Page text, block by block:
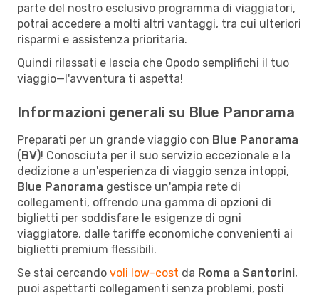
parte del nostro esclusivo programma di viaggiatori,
potrai accedere a molti altri vantaggi, tra cui ulteriori
risparmi e assistenza prioritaria.
Quindi rilassati e lascia che Opodo semplifichi il tuo
viaggio—l'avventura ti aspetta!
Informazioni generali su Blue Panorama
Preparati per un grande viaggio con Blue Panorama
(BV)! Conosciuta per il suo servizio eccezionale e la
dedizione a un'esperienza di viaggio senza intoppi,
Blue Panorama gestisce un'ampia rete di
collegamenti, offrendo una gamma di opzioni di
biglietti per soddisfare le esigenze di ogni
viaggiatore, dalle tariffe economiche convenienti ai
biglietti premium flessibili.
Se stai cercando voli low-cost da Roma a Santorini,
puoi aspettarti collegamenti senza problemi, posti